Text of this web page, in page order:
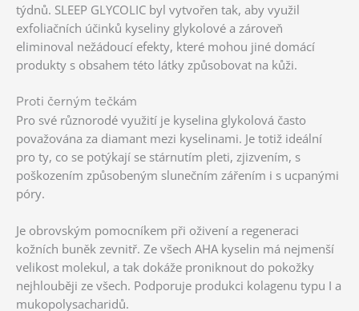
týdnů. SLEEP GLYCOLIC byl vytvořen tak, aby využil
exfoliačních účinků kyseliny glykolové a zároveň
eliminoval nežádoucí efekty, které mohou jiné domácí
produkty s obsahem této látky způsobovat na kůži.
Proti černým tečkám
Pro své různorodé využití je kyselina glykolová často
považována za diamant mezi kyselinami. Je totiž ideální
pro ty, co se potýkají se stárnutím pleti, zjizvením, s
poškozením způsobeným slunečním zářením i s ucpanými
póry.
Je obrovským pomocníkem při oživení a regeneraci
kožních buněk zevnitř. Ze všech AHA kyselin má nejmenší
velikost molekul, a tak dokáže proniknout do pokožky
nejhlouběji ze všech. Podporuje produkci kolagenu typu I a
mukopolysacharidů.